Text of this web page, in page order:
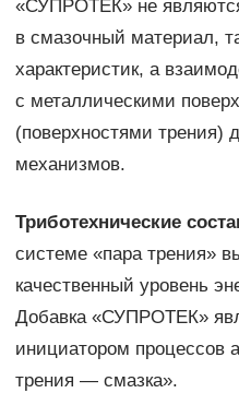
«СУПРОТЕК» не
в смазочный материал,
характеристик, а
с металлическими
(поверхностями трения)
механизмов.
Триботехнические
системе «пара трения»
качественный уровень
Добавка «СУПРОТЕК»
инициатором процессов
трения — смазка».